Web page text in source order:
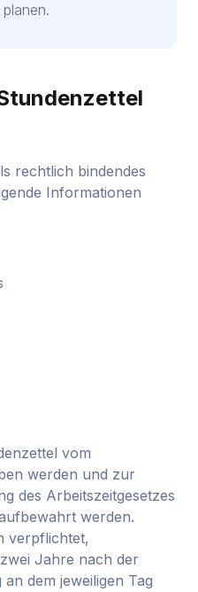
rechtlich bindendes
Informationen
vom
werden und zur
des Arbeitszeitgesetzes
werden.
verpflichtet,
Jahre nach der
dem jeweiligen Tag